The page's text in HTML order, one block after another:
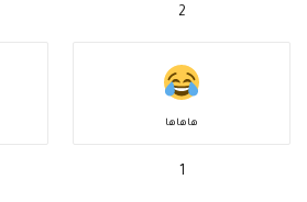
2
هاهاها
1